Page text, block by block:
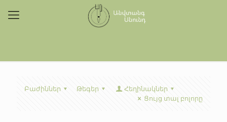
Բաժիններ Թեգեր
Հեղինակներ
Ցույց տալ բոլորը